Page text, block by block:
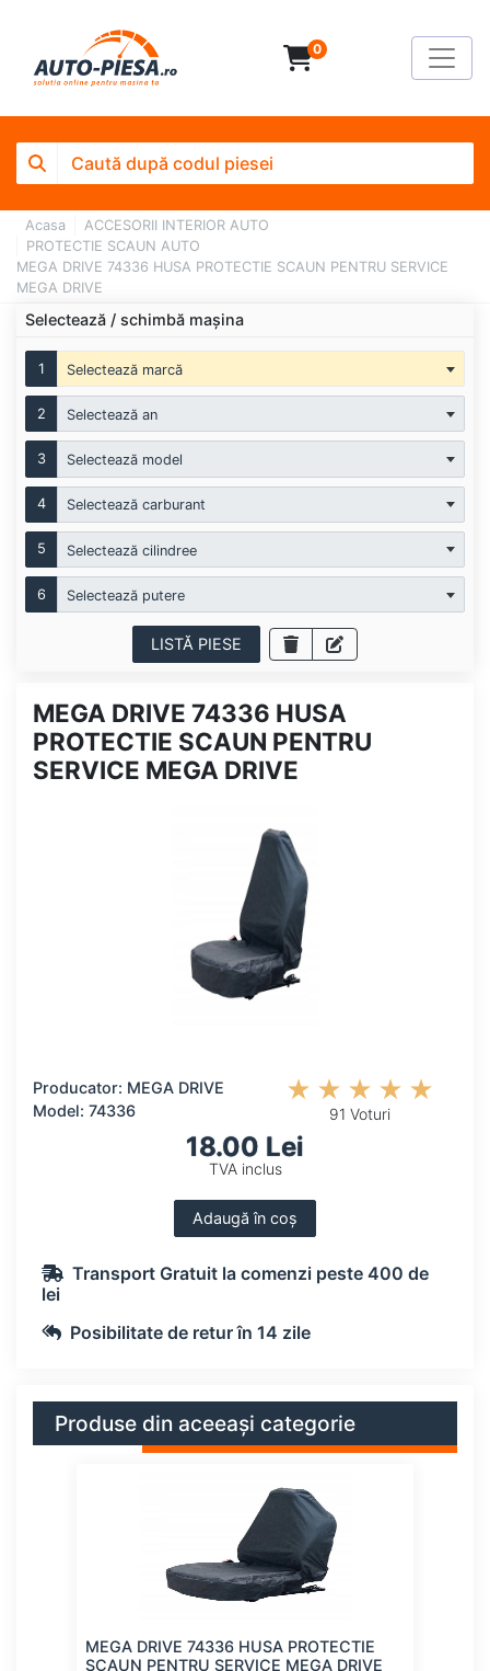
0
Acasa
ACCESORII INTERIOR AUTO
PROTECTIE SCAUN AUTO
MEGA DRIVE 74336 HUSA PROTECTIE SCAUN PENTRU SERVICE
MEGA DRIVE
Selectează / schimbă mașina
1 Selectează marcă
2 Selectează an
3 Selectează model
4 Selectează carburant
5 Selectează cilindree
6 Selectează putere
LISTĂ PIESE
MEGA DRIVE 74336 HUSA
PROTECTIE SCAUN PENTRU
SERVICE MEGA DRIVE
Producator: MEGA DRIVE
Model: 74336
91 Voturi
18.00 Lei
TVA inclus
Adaugă în coș
Transport Gratuit la comenzi peste 400 de
lei
Posibilitate de retur în 14 zile
Produse din aceeași categorie
MEGA DRIVE 74336 HUSA PROTECTIE
SCAUN PENTRU SERVICE MEGA DRIVE